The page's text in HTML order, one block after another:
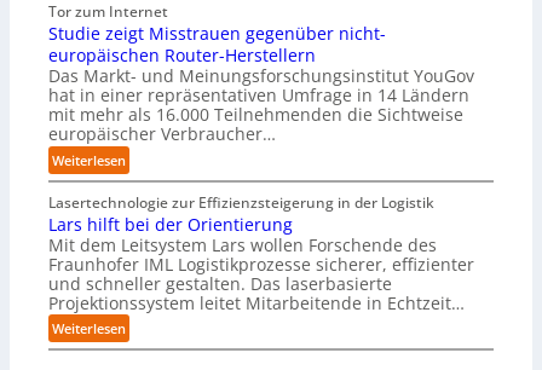
u
m
C
o
-
C
E
O
e
c
h
e
n
z
e
n
t
r
e
n
i
n
D
e
u
T
r
e
f
f
p
u
n
k
t
f
ü
r
p
r
a
x
b
:
D
i
s
r
u
p
t
l
i
c
k
t
a
u
Tor zum Internet
Studie zeigt Misstrauen gegenüber nicht-
europäischen Router-Herstellern
Das Markt- und Meinungsforschungsinstitut YouGov
hat in einer repräsentativen Umfrage in 14 Ländern
mit mehr als 16.000 Teilnehmenden die Sichtweise
europäischer Verbraucher…
Weiterlesen:
S
t
u
d
i
e
z
i
Lasertechnologie zur Effizienzsteigerung in der Logistik
Lars hilft bei der Orientierung
Mit dem Leitsystem Lars wollen Forschende des
Fraunhofer IML Logistikprozesse sicherer, effizienter
und schneller gestalten. Das laserbasierte
Projektionssystem leitet Mitarbeitende in Echtzeit…
Weiterlesen:
L